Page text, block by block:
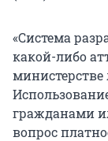
«Система
какой-либо
гражданами
вопрос